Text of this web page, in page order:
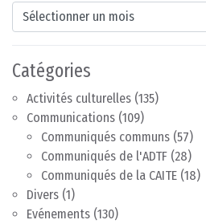
Archives
Catégories
Activités culturelles (135)
Communications (109)
Communiqués communs (57)
Communiqués de l'ADTF (28)
Communiqués de la CAITE (18)
Divers (1)
Evénements (130)